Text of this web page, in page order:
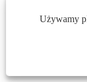
Używamy